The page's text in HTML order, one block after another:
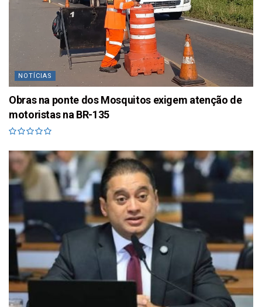
NOTÍCIAS
Obras na ponte dos Mosquitos exigem atenção de
motoristas na BR-135